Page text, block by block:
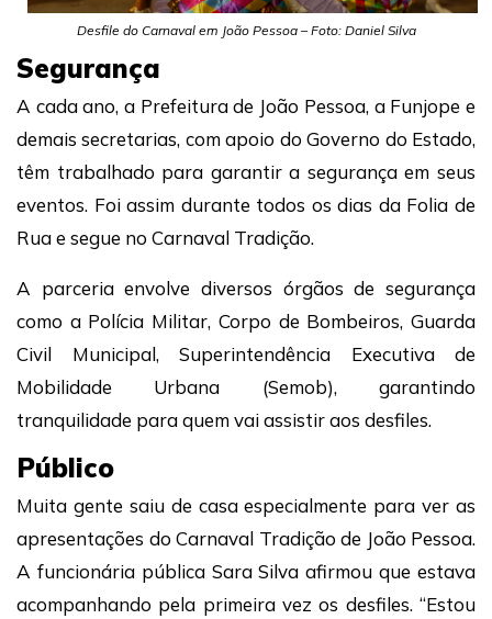
Desfile do Carnaval em João Pessoa – Foto: Daniel Silva
Segurança
A cada ano, a Prefeitura de João Pessoa, a Funjope e
demais secretarias, com apoio do Governo do Estado,
têm trabalhado para garantir a segurança em seus
eventos. Foi assim durante todos os dias da Folia de
Rua e segue no Carnaval Tradição.
A parceria envolve diversos órgãos de segurança
como a Polícia Militar, Corpo de Bombeiros, Guarda
Civil Municipal, Superintendência Executiva de
Mobilidade Urbana (Semob), garantindo
tranquilidade para quem vai assistir aos desfiles.
Público
Muita gente saiu de casa especialmente para ver as
apresentações do Carnaval Tradição de João Pessoa.
A funcionária pública Sara Silva afirmou que estava
acompanhando pela primeira vez os desfiles. “Estou